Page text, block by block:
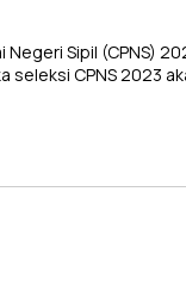
Negeri Sipil (CPNS)
seleksi CPNS 2023